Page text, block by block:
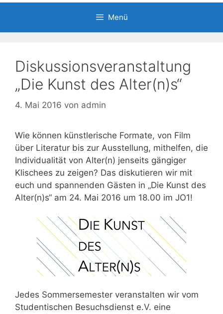
Menü
Diskussionsveranstaltung
„Die Kunst des Alter(n)s“
4. Mai 2016 von admin
Wie können künstlerische Formate, von Film
über Literatur bis zur Ausstellung, mithelfen, die
Individualität von Alter(n) jenseits gängiger
Klischees zu zeigen? Das diskutieren wir mit
euch und spannenden Gästen in „Die Kunst des
Alter(n)s“ am 24. Mai 2016 um 18.00 im JO1!
Jedes Sommersemester veranstalten wir vom
Studentischen Besuchsdienst e.V. eine